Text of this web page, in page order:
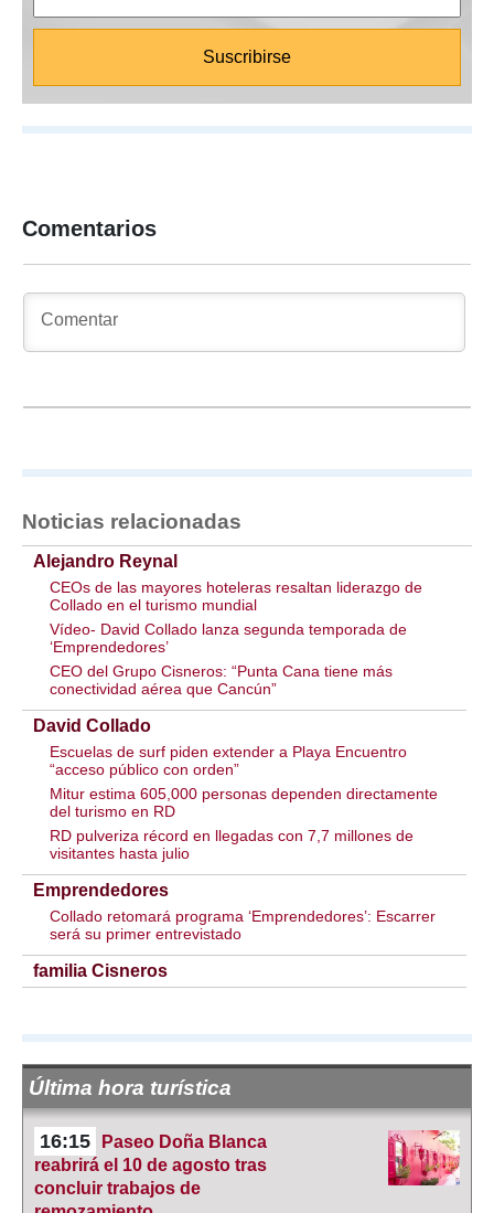
Comentarios
Noticias relacionadas
Alejandro Reynal
CEOs de las mayores hoteleras resaltan liderazgo de
Collado en el turismo mundial
Vídeo- David Collado lanza segunda temporada de
‘Emprendedores’
CEO del Grupo Cisneros: “Punta Cana tiene más
conectividad aérea que Cancún”
David Collado
Escuelas de surf piden extender a Playa Encuentro
“acceso público con orden”
Mitur estima 605,000 personas dependen directamente
del turismo en RD
RD pulveriza récord en llegadas con 7,7 millones de
visitantes hasta julio
Emprendedores
Collado retomará programa ‘Emprendedores’: Escarrer
será su primer entrevistado
familia Cisneros
Última hora turística
16:15
Paseo Doña Blanca
reabrirá el 10 de agosto tras
concluir trabajos de